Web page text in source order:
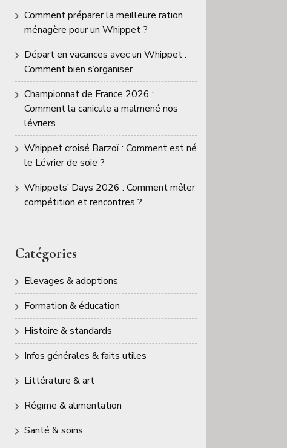
Comment préparer la meilleure ration
ménagère pour un Whippet ?
Départ en vacances avec un Whippet :
Comment bien s’organiser
Championnat de France 2026 :
Comment la canicule a malmené nos
lévriers
Whippet croisé Barzoï : Comment est né
le Lévrier de soie ?
Whippets’ Days 2026 : Comment mêler
compétition et rencontres ?
Catégories
Elevages & adoptions
Formation & éducation
Histoire & standards
Infos générales & faits utiles
Littérature & art
Régime & alimentation
Santé & soins